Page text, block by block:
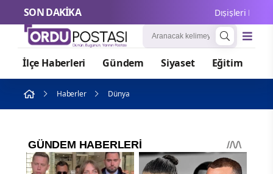
SON DAKİKA Dışişleri
İlçe Haberleri Gündem Siyaset Eğitim
Haberler Dünya